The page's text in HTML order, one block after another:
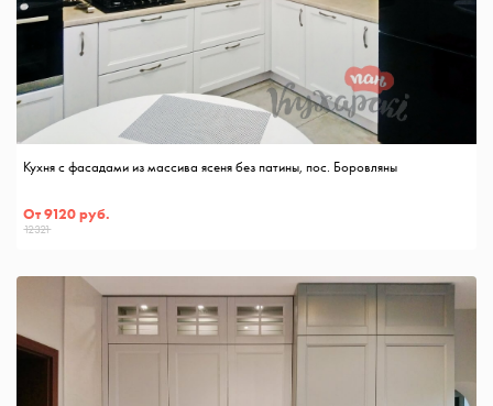
Кухня с фасадами из массива ясеня без патины, пос. Боровляны
От 9120 руб.
12321